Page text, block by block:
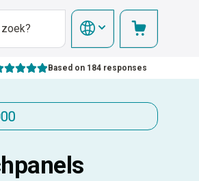
Based on 184 responses